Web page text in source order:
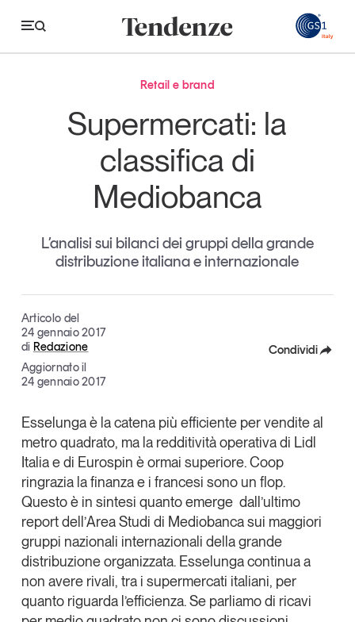
Tendenze
Economia e consumi
Innovazione
Logistica
Retail e brand
Sostenibilità
Grandi temi
Magazine
Articoli
Dossier
Il Numero
Interviste
Comunicati stampa
Video
Podcast
Eventi e formazione
Tutti gli appuntamenti
Retail e brand
Supermercati: la
classifica di
Mediobanca
L’analisi sui bilanci dei gruppi della grande
distribuzione italiana e internazionale
Articolo del
24 gennaio 2017
di Redazione
Aggiornato il
24 gennaio 2017
Condividi
Linkedin
Copia Link
Esselungaè la catena più efficiente per vendite al
metro quadrato, ma la redditività operativa di Lidl
Italiae di Eurospin è ormai superiore.Coop
ringrazia la finanza e i francesi sono un flop.
Questo è in sintesi quanto emerge dall’ultimo
report dell’Area Studi di Mediobancasui maggiori
gruppi nazionali internazionali della grande
distribuzione organizzata. Esselunga continua a
non avere rivali, tra i supermercati italiani, per
quanto riguarda l’efficienza. Se parliamo di ricavi